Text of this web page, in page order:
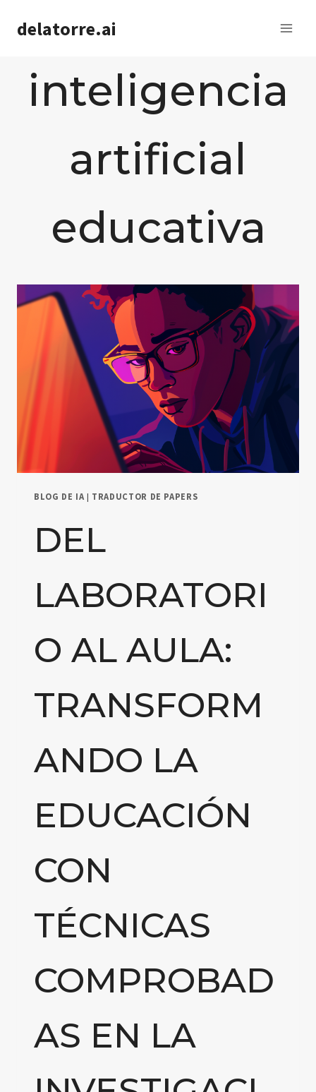
delatorre.ai
inteligencia
artificial
educativa
BLOG DE IA | TRADUCTOR DE PAPERS
DEL
LABORATORI
O AL AULA:
TRANSFORM
ANDO LA
EDUCACIÓN
CON
TÉCNICAS
COMPROBAD
AS EN LA